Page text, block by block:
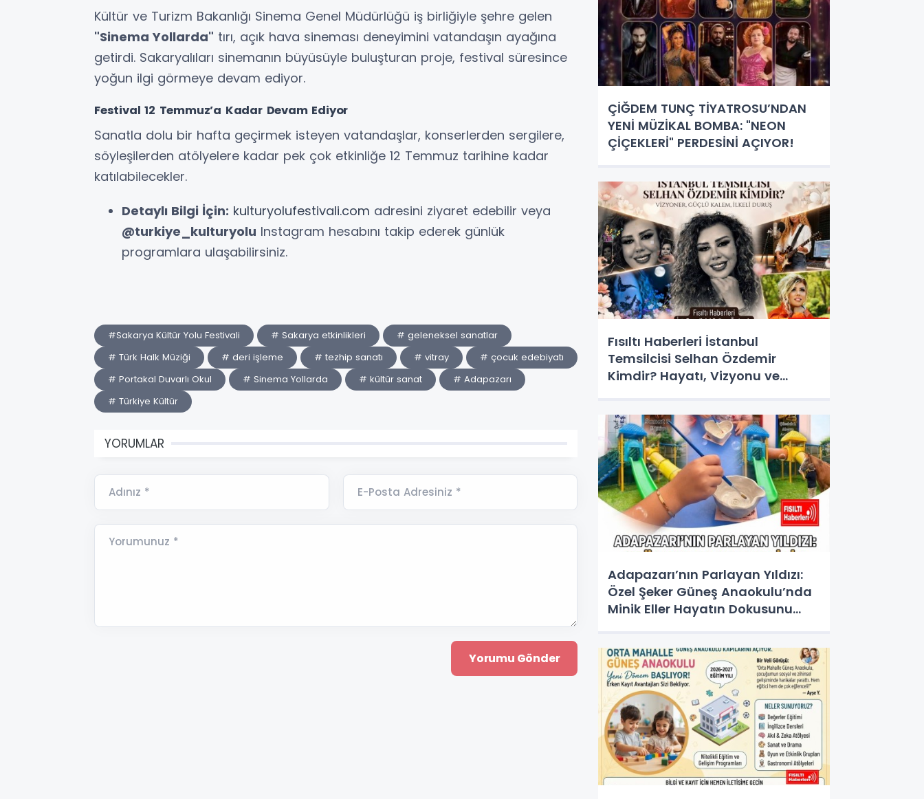
Kültür ve Turizm Bakanlığı Sinema Genel Müdürlüğü iş birliğiyle şehre gelen
"Sinema Yollarda" tırı, açık hava sineması deneyimini vatandaşın ayağına
getirdi. Sakaryalıları sinemanın büyüsüyle buluşturan proje, festival süresince
yoğun ilgi görmeye devam ediyor.
Festival 12 Temmuz’a Kadar Devam Ediyor
Sanatla dolu bir hafta geçirmek isteyen vatandaşlar, konserlerden sergilere,
söyleşilerden atölyelere kadar pek çok etkinliğe 12 Temmuz tarihine kadar
katılabilecekler.
Detaylı Bilgi İçin: kulturyolufestivali.com adresini ziyaret edebilir veya
@turkiye_kulturyolu Instagram hesabını takip ederek günlük
programlara ulaşabilirsiniz.
#Sakarya Kültür Yolu Festivali # Sakarya etkinlikleri
# geleneksel sanatlar
# Türk Halk Müziği
# deri işleme # tezhip sanatı # vitray
# çocuk edebiyatı
# Portakal Duvarlı Okul
# Sinema Yollarda # kültür sanat
# Adapazarı
# Türkiye Kültür
YORUMLAR
Adınız * E-Posta Adresiniz *
Yorumunuz *
ÇİĞDEM TUNÇ TİYATROSU’NDAN
YENİ MÜZİKAL BOMBA: "NEON
ÇİÇEKLERİ" PERDESİNİ AÇIYOR!
Fısıltı Haberleri İstanbul
Temsilcisi Selhan Özdemir
Kimdir? Hayatı, Vizyonu ve
Adapazarı’nın Parlayan Yıldızı:
Özel Şeker Güneş Anaokulu’nda
Minik Eller Hayatın Dokusunu